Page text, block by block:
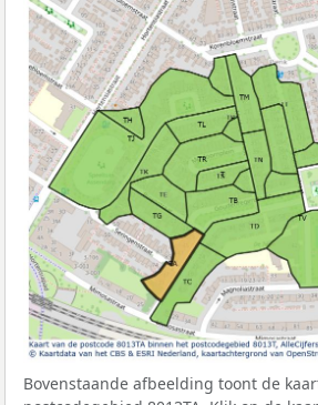
Bovenstaande afbeelding toont de